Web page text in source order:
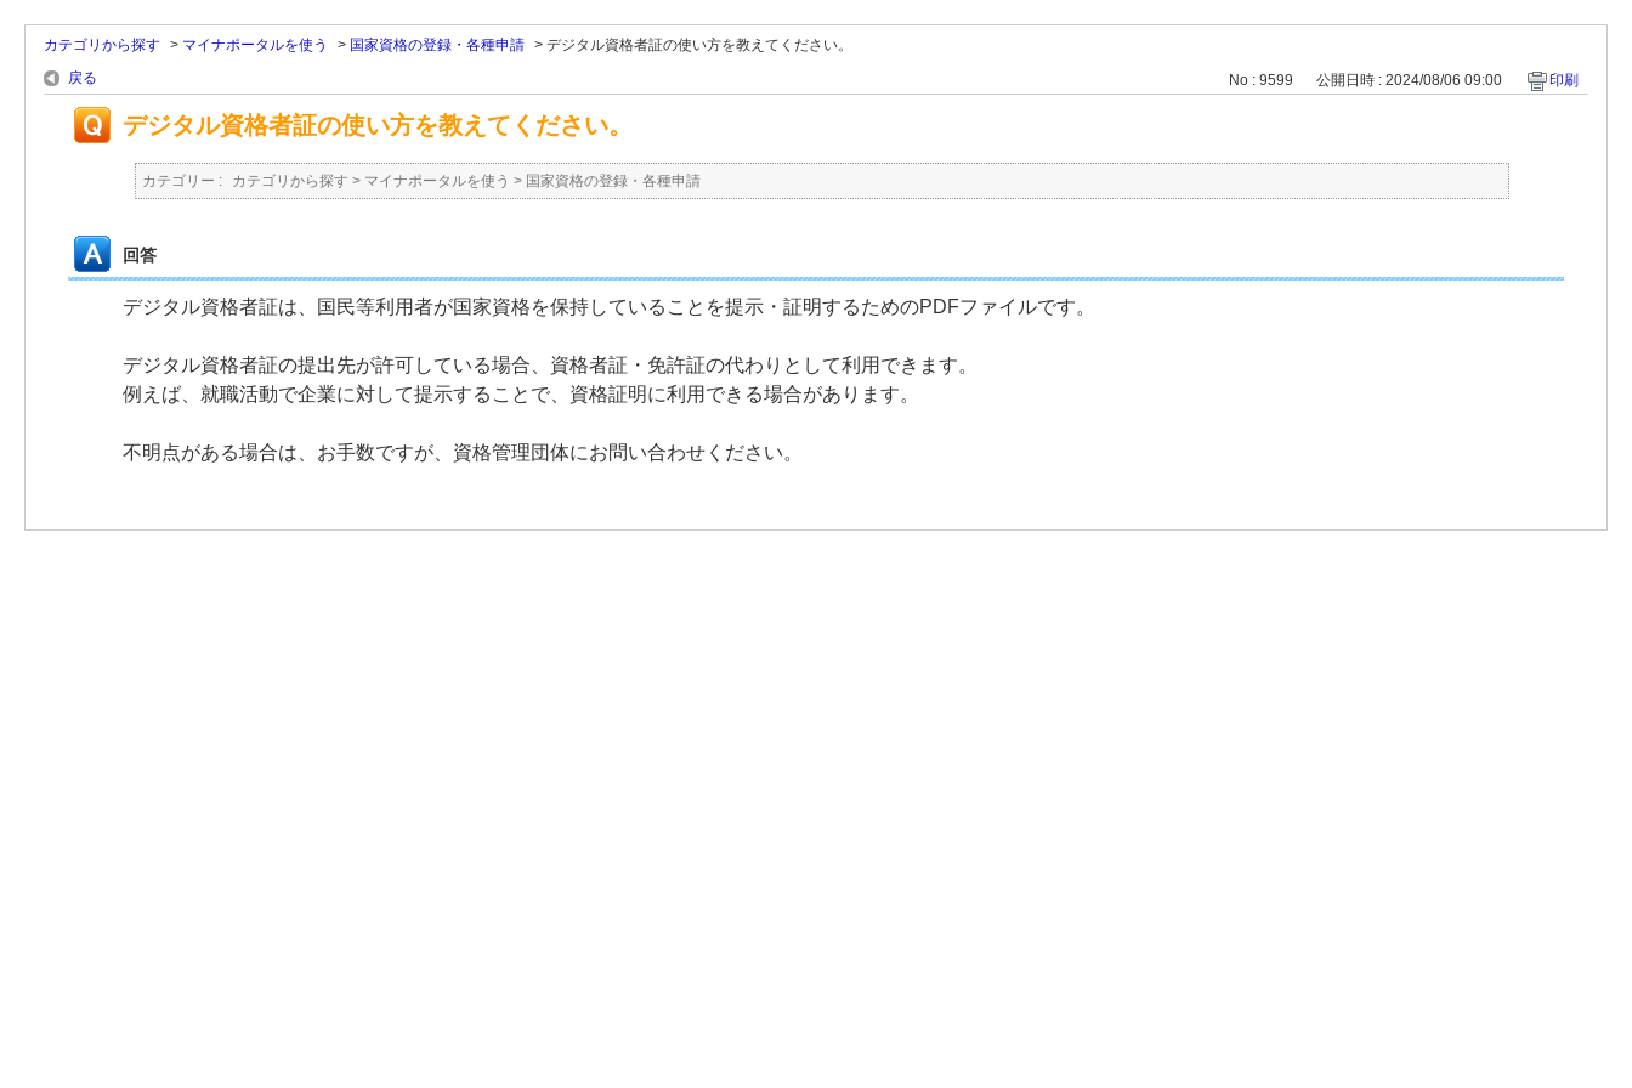
カテゴリから探す > マイナポータルを使う > 国家資格の登録・各種申請 > デジタル資格者証の使い方を教えてください。
戻る
No : 9599 公開日時 : 2024/08/06 09:00 印刷
デジタル資格者証の使い方を教えてください。
カテゴリー : カテゴリから探す > マイナポータルを使う > 国家資格の登録・各種申請
回答
デジタル資格者証は、国民等利用者が国家資格を保持していることを提示・証明するためのPDFファイルです。
デジタル資格者証の提出先が許可している場合、資格者証・免許証の代わりとして利用できます。
例えば、就職活動で企業に対して提示することで、資格証明に利用できる場合があります。
不明点がある場合は、お手数ですが、資格管理団体にお問い合わせください。